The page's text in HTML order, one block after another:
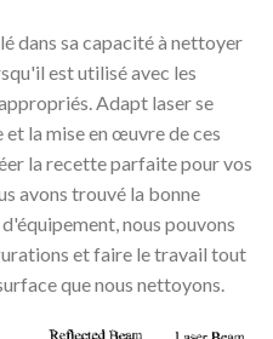
dans sa capacité à nettoyer
est utilisé avec les
Adapt laser se
et la mise en œuvre de ces
la recette parfaite pour vos
avons trouvé la bonne
nous pouvons
et faire le travail tout
que nous nettoyons.